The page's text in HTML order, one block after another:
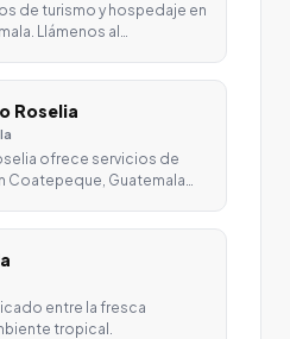
de turismo y hospedaje en
Llámenos al…
Roselia
ofrece servicios de
Coatepeque, Guatemala…
entre la fresca
tropical.